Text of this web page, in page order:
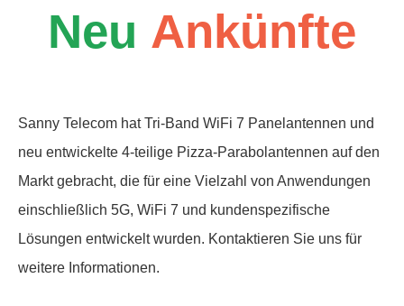
Neu Ankünfte
Sanny Telecom hat Tri-Band WiFi 7 Panelantennen und
neu entwickelte 4-teilige Pizza-Parabolantennen auf den
Markt gebracht, die für eine Vielzahl von Anwendungen
einschließlich 5G, WiFi 7 und kundenspezifische
Lösungen entwickelt wurden. Kontaktieren Sie uns für
weitere Informationen.